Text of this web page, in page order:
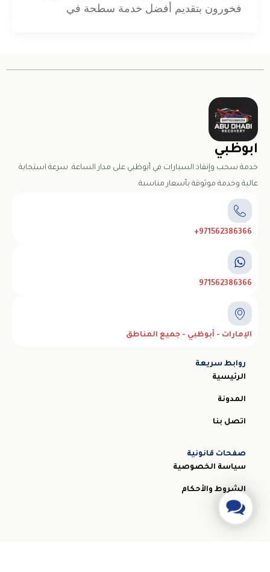
فخورون بتقديم أفضل خدمة سطحة في
ابوظبي
خدمة سحب وإنقاذ السيارات في أبوظبي على مدار الساعة. سرعة استجابة
عالية وخدمة موثوقة بأسعار مناسبة.
971562386366+
971562386366
الإمارات - أبوظبي - جميع المناطق
روابط سريعة
الرئيسية
المدونة
اتصل بنا
صفحات قانونية
سياسة الخصوصية
الشروط والأحكام
Contact
Us